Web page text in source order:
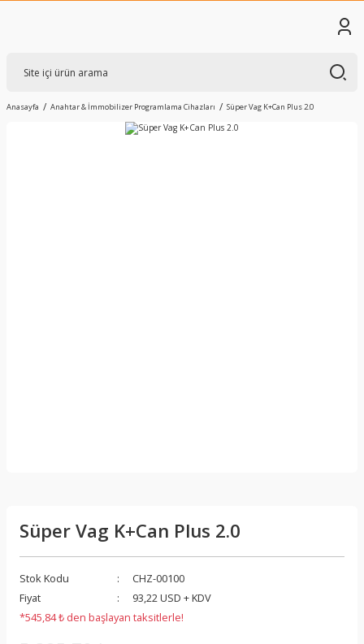
Anasayfa Anahtar & İmmobilizer Programlama Cihazları Süper Vag K+Can Plus 2.0
Süper Vag K+Can Plus 2.0
Stok Kodu
CHZ-00100
Fiyat
93,22 USD + KDV
*545,84 ₺ den başlayan taksitlerle!